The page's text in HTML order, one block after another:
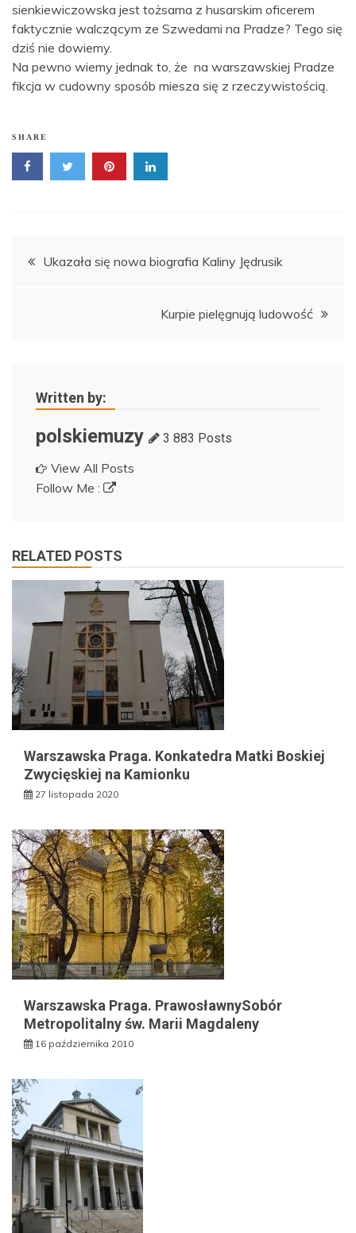
sienkiewiczowska jest tożsama z husarskim oficerem
faktycznie walczącym ze Szwedami na Pradze? Tego się
dziś nie dowiemy.
Na pewno wiemy jednak to, że na warszawskiej Pradze
fikcja w cudowny sposób miesza się z rzeczywistością.
SHARE
Nawigacja
Ukazała się nowa biografia Kaliny Jędrusik
Kurpie pielęgnują ludowość
Written by:
polskiemuzy 3 883 Posts
View All Posts
Follow Me :
RELATED POSTS
Warszawska Praga. Konkatedra Matki Boskiej
Zwycięskiej na Kamionku
27 listopada 2020
Warszawska Praga. PrawosławnySobór
Metropolitalny św. Marii Magdaleny
16 października 2010